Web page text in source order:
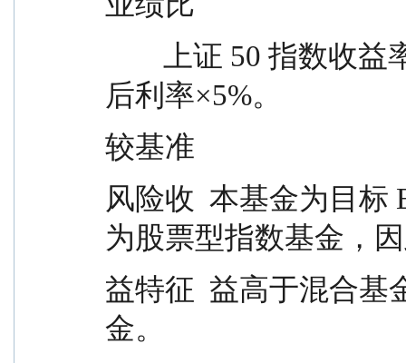
后利率×5%。
较基准
风险收  本基金为目标
为股票型指数基金，
益特征  益高于混合基
金。